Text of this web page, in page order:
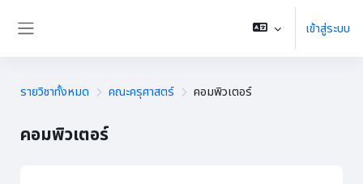
เข้าสู่ระบบ
รายวิชาทั้งหมด คณะครุศาสตร์ คอมพิวเตอร์
คอมพิวเตอร์